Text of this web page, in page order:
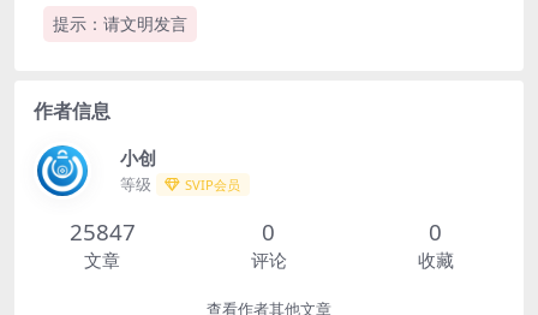
提示：请文明发言
作者信息
小创
等级 SVIP会员
25847
文章
0
评论
0
收藏
查看作者其他文章